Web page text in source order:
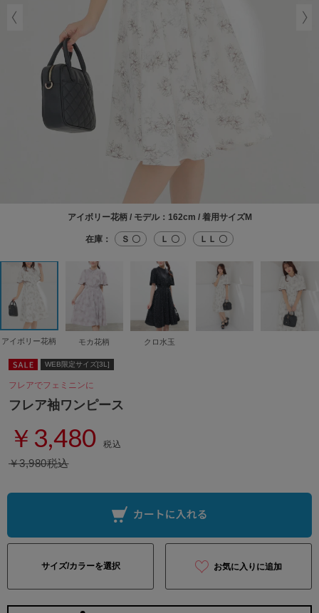
アイボリー花柄 / モデル：162cm / 着用サイズM
在庫： Ｓ 〇 Ｌ 〇 ＬＬ 〇
アイボリー花柄 モカ花柄 クロ水玉
WEB限定サイズ[3L]
フレアでフェミニンに
フレア袖ワンピース
￥3,480 税込
￥3,980税込
サイズ/カラーを選択 お気に入りに追加